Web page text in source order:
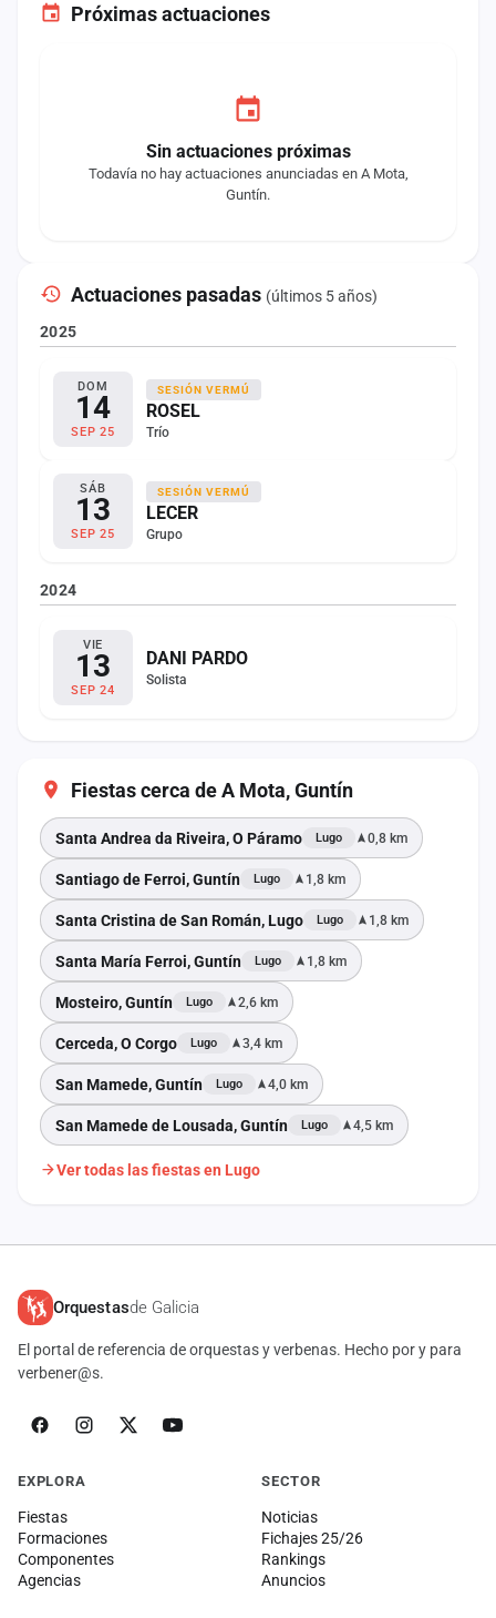
Próximas actuaciones
Sin actuaciones próximas
Todavía no hay actuaciones anunciadas en A Mota,
Guntín.
Actuaciones pasadas (últimos 5 años)
2025
DOM
14
SEP 25
SESIÓN VERMÚ
ROSEL
Trío
SÁB
13
SEP 25
SESIÓN VERMÚ
LECER
Grupo
2024
VIE
13
SEP 24
DANI PARDO
Solista
Fiestas cerca de A Mota, Guntín
Santa Andrea da Riveira, O Páramo Lugo 0,8 km
Santiago de Ferroi, Guntín Lugo 1,8 km
Santa Cristina de San Román, Lugo Lugo 1,8 km
Santa María Ferroi, Guntín Lugo 1,8 km
Mosteiro, Guntín Lugo 2,6 km
Cerceda, O Corgo Lugo 3,4 km
San Mamede, Guntín Lugo 4,0 km
San Mamede de Lousada, Guntín Lugo 4,5 km
Ver todas las fiestas en Lugo
Orquestasde Galicia
El portal de referencia de orquestas y verbenas. Hecho por y para
verbener@s.
EXPLORA
Fiestas
Formaciones
Componentes
Agencias
SECTOR
Noticias
Fichajes 25/26
Rankings
Anuncios